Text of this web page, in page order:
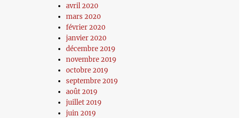
avril 2020
mars 2020
février 2020
janvier 2020
décembre 2019
novembre 2019
octobre 2019
septembre 2019
août 2019
juillet 2019
juin 2019